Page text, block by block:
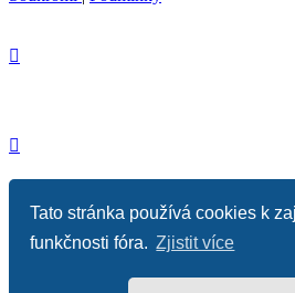
Tato stránka používá cookies k
funkčnosti fóra. Zjistit více